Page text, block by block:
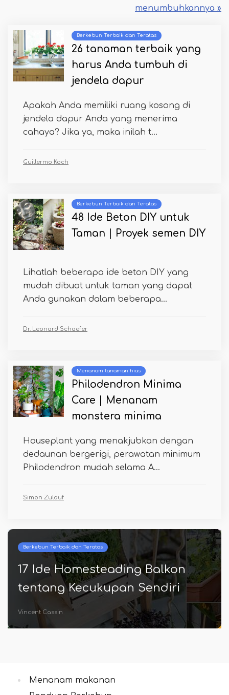
menumbuhkannya »
Berkebun Terbaik dan Teratas
26 tanaman terbaik yang
harus Anda tumbuh di
jendela dapur
Apakah Anda memiliki ruang kosong di
jendela dapur Anda yang menerima
cahaya? Jika ya, maka inilah t...
Guillermo Koch
Berkebun Terbaik dan Teratas
48 Ide Beton DIY untuk
Taman | Proyek semen DIY
Lihatlah beberapa ide beton DIY yang
mudah dibuat untuk taman yang dapat
Anda gunakan dalam beberapa...
Dr. Leonard Schaefer
Menanam tanaman hias
Philodendron Minima
Care | Menanam
monstera minima
Houseplant yang menakjubkan dengan
dedaunan bergerigi, perawatan minimum
Philodendron mudah selama A...
Simon Zulauf
Berkebun Terbaik dan Teratas
35 Cheats for Garden | Tips
berkebun yang cerdas untuk
menghemat uang
Ms. Alfonso Graham
Menanam makanan